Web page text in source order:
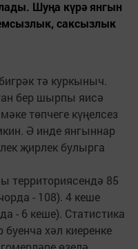
Шуңа күрә янгын
саксызлык
тә куркыныч.
бер шырпы яисә
төпчеге күңелсез
Ә инде янгыннар
җирлек булырга
территориясендә 85
- 108). 4 кеше
- 6 кеше). Статистика
хәл киеренке